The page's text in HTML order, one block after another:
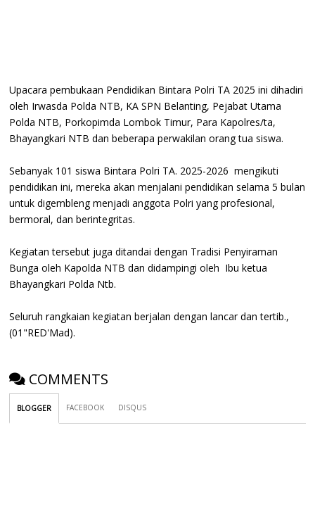
Upacara pembukaan Pendidikan Bintara Polri TA 2025 ini dihadiri
oleh Irwasda Polda NTB, KA SPN Belanting, Pejabat Utama
Polda NTB, Porkopimda Lombok Timur, Para Kapolres/ta,
Bhayangkari NTB dan beberapa perwakilan orang tua siswa.
Sebanyak 101 siswa Bintara Polri TA. 2025-2026 mengikuti
pendidikan ini, mereka akan menjalani pendidikan selama 5 bulan
untuk digembleng menjadi anggota Polri yang profesional,
bermoral, dan berintegritas.
Kegiatan tersebut juga ditandai dengan Tradisi Penyiraman
Bunga oleh Kapolda NTB dan didampingi oleh Ibu ketua
Bhayangkari Polda Ntb.
Seluruh rangkaian kegiatan berjalan dengan lancar dan tertib.,
(01"RED'Mad).
COMMENTS
BLOGGER FACEBOOK DISQUS